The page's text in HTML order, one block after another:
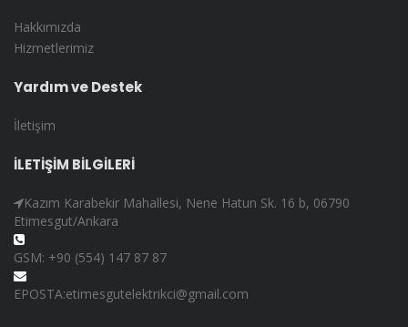
Hakkımızda
Hizmetlerimiz
Yardım ve Destek
İletişim
İLETİŞİM BİLGİLERİ
Kazım Karabekir Mahallesi, Nene Hatun Sk. 16 b, 06790
Etimesgut/Ankara
GSM: +90 (554) 147 87 87
EPOSTA:etimesgutelektrikci@gmail.com